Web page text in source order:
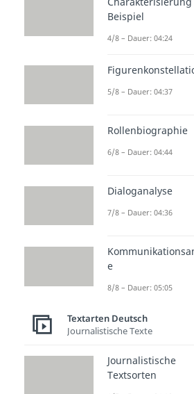
am Schluss
Wie du
Fadenhaben.
schreiben,
wenn sie das
persönlich
schweife nicht
Schreibplan
Beispiel
4/8 – Dauer: 04:24
5/8 – Dauer: 04:37
Rollenbiographie
6/8 – Dauer: 04:44
Dialoganalyse
7/8 – Dauer: 04:36
e
8/8 – Dauer: 05:05
Textarten Deutsch
Journalistische Texte
Journalistische
Textsorten